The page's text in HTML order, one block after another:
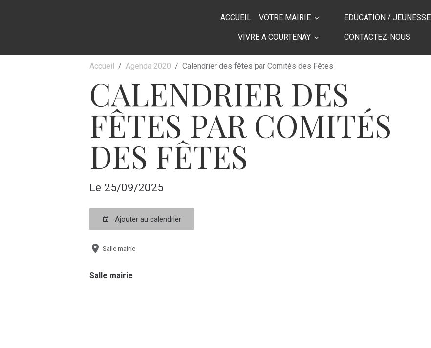
ACCUEIL VOTRE MAIRIE
VIVRE A COURTENAY
EDUCATION / JEUNESSE
CONTACTEZ-NOUS
Accueil Agenda 2020 Calendrier des fêtes par Comités des Fêtes
CALENDRIER DES
FÊTES PAR COMITÉS
DES FÊTES
Le 25/09/2025
Ajouter au calendrier
Salle mairie
Salle mairie